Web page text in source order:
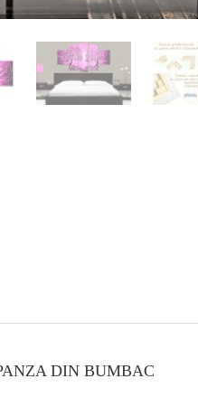
DIN BUMBAC